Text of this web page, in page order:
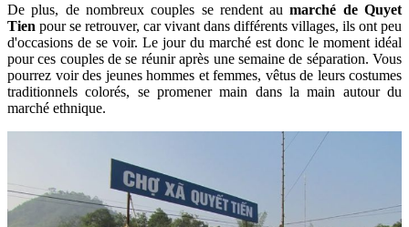
De plus, de nombreux couples se rendent aumarché de Quyet
Tien pour se retrouver, car vivant dans différents villages, ils ont peu
d'occasions de se voir. Le jour du marché est donc le moment idéal
pour ces couples de se réunir après une semaine de séparation. Vous
pourrez voir des jeunes hommes et femmes, vêtus de leurs costumes
traditionnels colorés, se promener main dans la main autour du
marché ethnique.